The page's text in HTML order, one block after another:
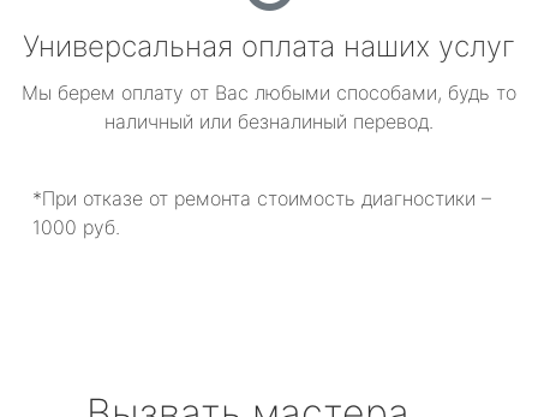
Универсальная оплата наших услуг
Мы берем оплату от Вас любыми способами, будь то
наличный или безналиный перевод.
*При отказе от ремонта стоимость диагностики –
1000 руб.